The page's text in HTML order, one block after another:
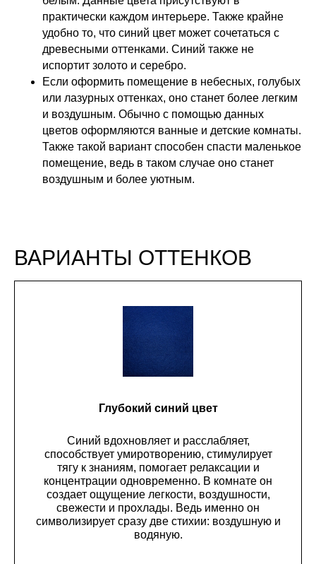
практически каждом интерьере. Также крайне
удобно то, что синий цвет может сочетаться с
древесными оттенками. Синий также не
испортит золото и серебро.
Если оформить помещение в небесных, голубых
или лазурных оттенках, оно станет более легким
и воздушным. Обычно с помощью данных
цветов оформляются ванные и детские комнаты.
Также такой вариант способен спасти маленькое
помещение, ведь в таком случае оно станет
воздушным и более уютным.
ВАРИАНТЫ ОТТЕНКОВ
Глубокий синий цвет
Синий вдохновляет и расслабляет,
способствует умиротворению, стимулирует
тягу к знаниям, помогает релаксации и
концентрации одновременно. В комнате он
создает ощущение легкости, воздушности,
свежести и прохлады. Ведь именно он
символизирует сразу две стихии: воздушную и
водяную.